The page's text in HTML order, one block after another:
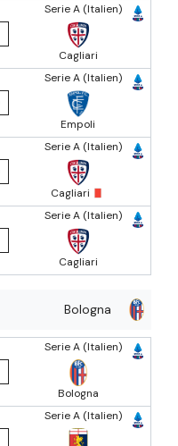
Serie A (Italien)
Cagliari
Serie A (Italien)
Empoli
Serie A (Italien)
Cagliari
Serie A (Italien)
Cagliari
Bologna
Serie A (Italien)
Bologna
Serie A (Italien)